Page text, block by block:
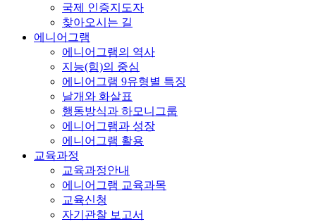
국제 인증지도자
찾아오시는 길
에니어그램
에니어그램의 역사
지능(힘)의 중심
에니어그램 9유형별 특징
날개와 화살표
행동방식과 하모니그룹
에니어그램과 성장
에니어그램 활용
교육과정
교육과정안내
에니어그램 교육과목
교육신청
자기관찰 보고서